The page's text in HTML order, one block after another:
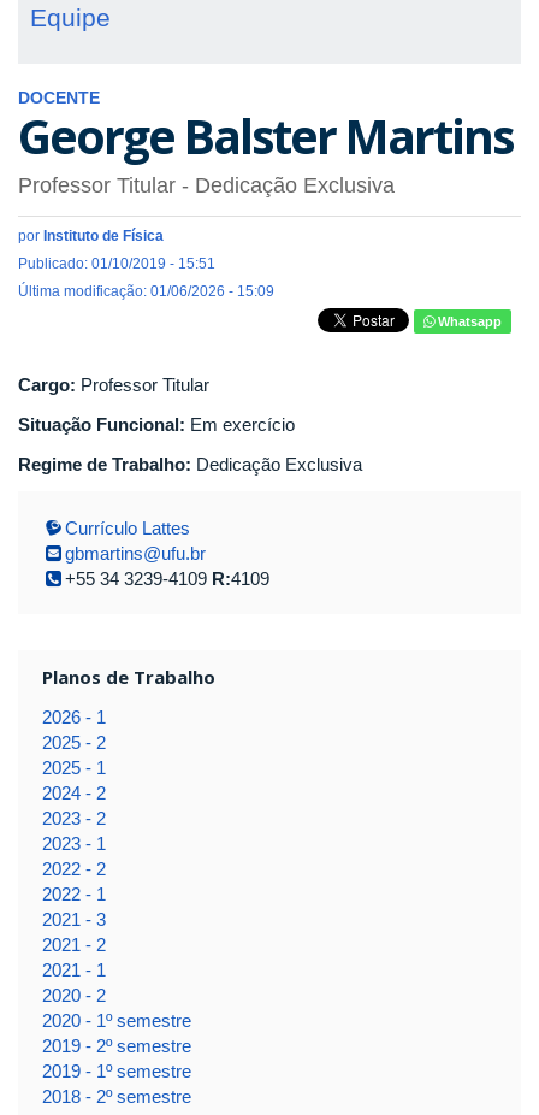
Equipe
DOCENTE
George Balster Martins
Professor Titular - Dedicação Exclusiva
por Instituto de Física
Publicado: 01/10/2019 - 15:51
Última modificação: 01/06/2026 - 15:09
Whatsapp
Cargo: Professor Titular
Situação Funcional: Em exercício
Regime de Trabalho: Dedicação Exclusiva
Currículo Lattes
gbmartins@ufu.br
+55 34 3239-4109 R:4109
Planos de Trabalho
2026 - 1
2025 - 2
2025 - 1
2024 - 2
2023 - 2
2023 - 1
2022 - 2
2022 - 1
2021 - 3
2021 - 2
2021 - 1
2020 - 2
2020 - 1º semestre
2019 - 2º semestre
2019 - 1º semestre
2018 - 2º semestre